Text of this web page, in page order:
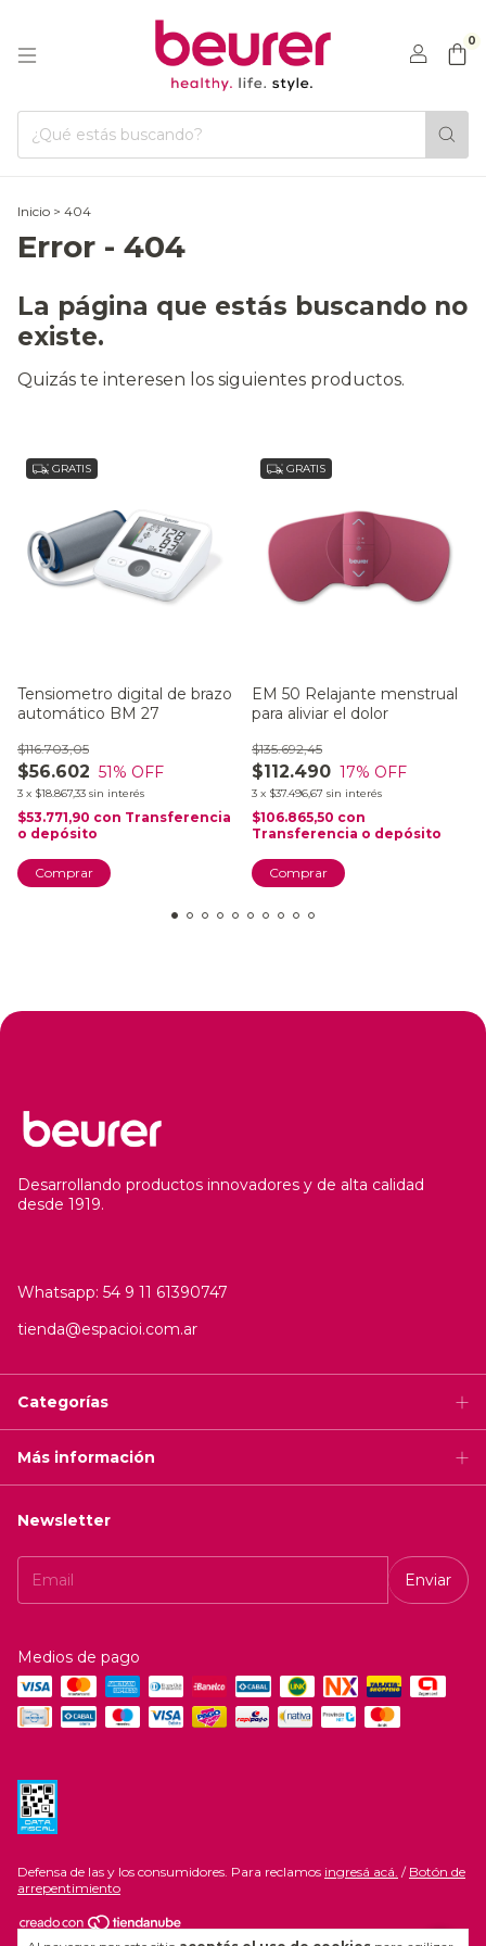
0
Inicio > 404
Error - 404
La página que estás buscando no
existe.
Quizás te interesen los siguientes productos.
GRATIS
Tensiometro digital de brazo
automático BM 27
$56.602
$116.703,05
51% OFF
3 x $18.867,33 sin interés
$53.771,90 con Transferencia
o depósito
GRATIS
EM 50 Relajante menstrual
para aliviar el dolor
$112.490
$135.692,45
17% OFF
3 x $37.496,67 sin interés
$106.865,50 con
Transferencia o depósito
Desarrollando productos innovadores y de alta calidad
desde 1919.
Whatsapp: 54 9 11 61390747
tienda@espacioi.com.ar
Categorías
Más información
Newsletter
Medios de pago
Defensa de las y los consumidores. Para reclamos ingresá acá. / Botón de
arrepentimiento